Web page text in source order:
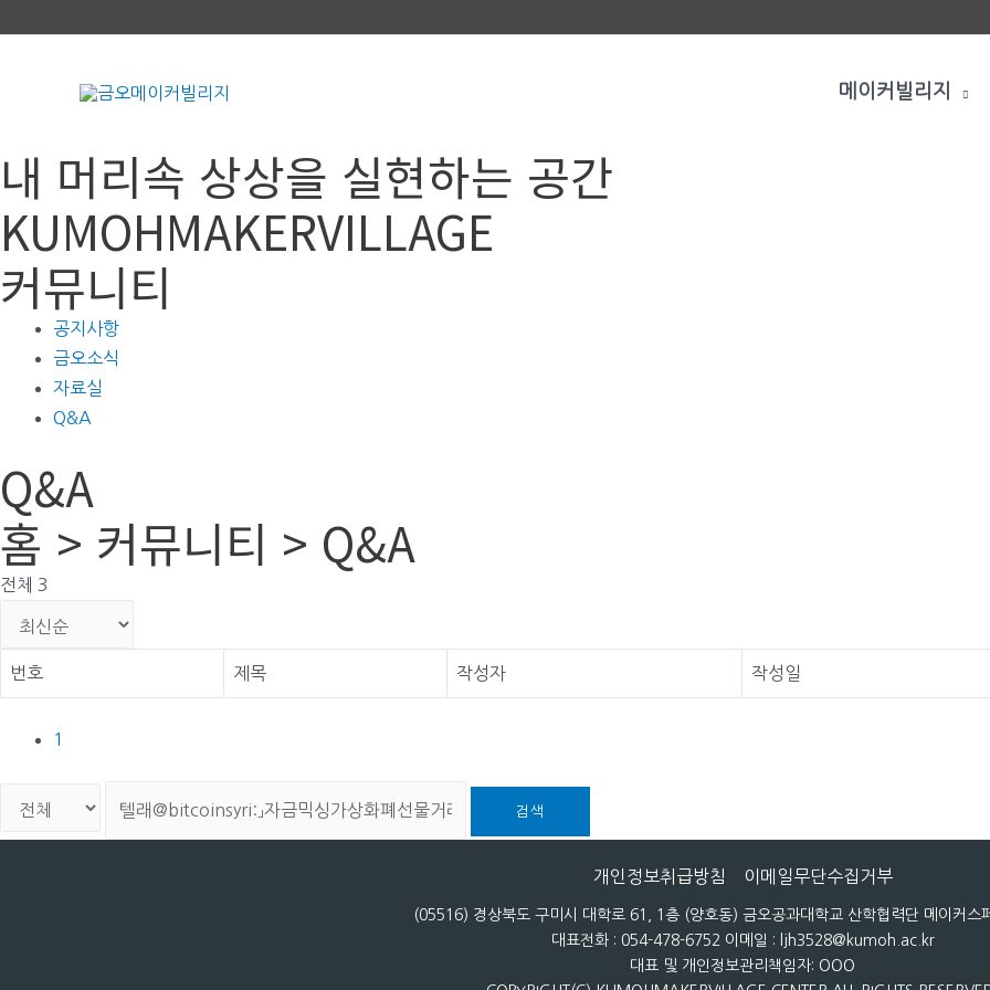
너
뛰
기
메이커빌리지
내 머리속 상상을 실현하는 공간
KUMOHMAKERVILLAGE
커뮤니티
공지사항
금오소식
자료실
Q&A
Q&A
홈 > 커뮤니티 > Q&A
전체 3
번호 제목 작성자 작성일
1
검색
개인정보취급방침 이메일무단수집거부
(05516) 경상북도 구미시 대학로 61, 1층 (양호동) 금오공과대학교 산학협력단 메이커스
대표전화 : 054-478-6752 이메일 : ljh3528@kumoh.ac.kr
대표 및 개인정보관리책임자: OOO